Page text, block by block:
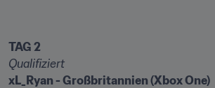
TAG 2
Qualifiziert
xL_Ryan - Großbritannien (Xbox One)